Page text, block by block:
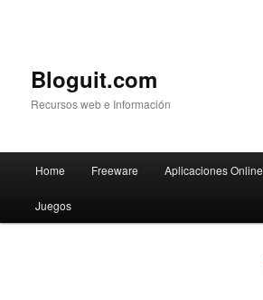
Bloguit.com
Recursos web e Información
Skip
to
Home Freeware Aplicaciones Online
Juegos